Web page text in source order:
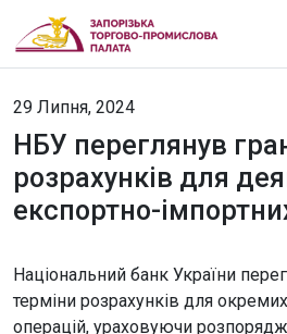
29 Липня, 2024
НБУ переглянув
розрахунків для
експортно-
Національний банк України
терміни розрахунків для
операцій, ураховуючи